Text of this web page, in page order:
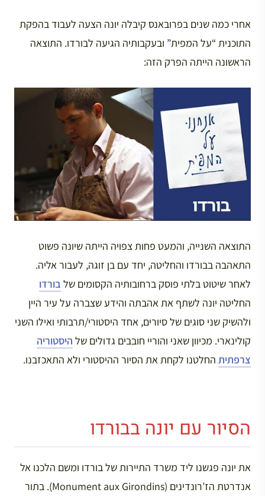
אחרי כמה שנים בפרובאנס קיבלה יונה הצעה לעבוד בהפקת
התוכנית “על המפית” ובעקבותיה הגיעה לבורדו. התוצאה
הראשונה הייתה הפרק הזה:
התוצאה השנייה, והמעט פחות צפויה הייתה שיונה פשוט
התאהבה בבורדו והחליטה, יחד עם בן זוגה, לעבור אליה.
לאחר שיטוט בלתי פוסק ברחובותיה הקסומים של בורדו
החליטה יונה לשתף את אהבתה והידע שצברה על עיר היין
ולהשיק שני סוגים של סיורים, אחד היסטורי/תרבותי ואילו השני
קולינארי. מכיוון שאני והוריי חובבים גדולים של היסטוריה
צרפתית החלטנו לקחת את הסיור ההיסטורי ולא התאכזבנו.
הסיור עם יונה בבורדו
את יונה פגשנו ליד משרד התיירות של בורדו ומשם הלכנו אל
אנדרטת הז’רונדינים (Monument aux Girondins). בתור